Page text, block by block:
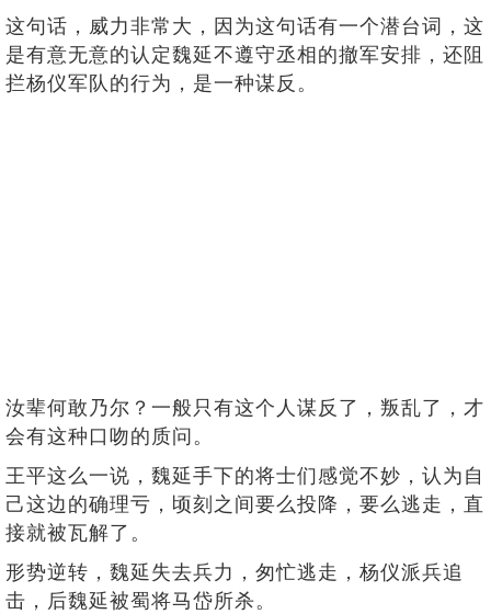
这句话，威力非常大，因为这句话有一个潜台词，这
是有意无意的认定魏延不遵守丞相的撤军安排，还阻
拦杨仪军队的行为，是一种谋反。
汝辈何敢乃尔？一般只有这个人谋反了，叛乱了，才
会有这种口吻的质问。
王平这么一说，魏延手下的将士们感觉不妙，认为自
己这边的确理亏，顷刻之间要么投降，要么逃走，直
接就被瓦解了。
形势逆转，魏延失去兵力，匆忙逃走，杨仪派兵追
击，后魏延被蜀将马岱所杀。